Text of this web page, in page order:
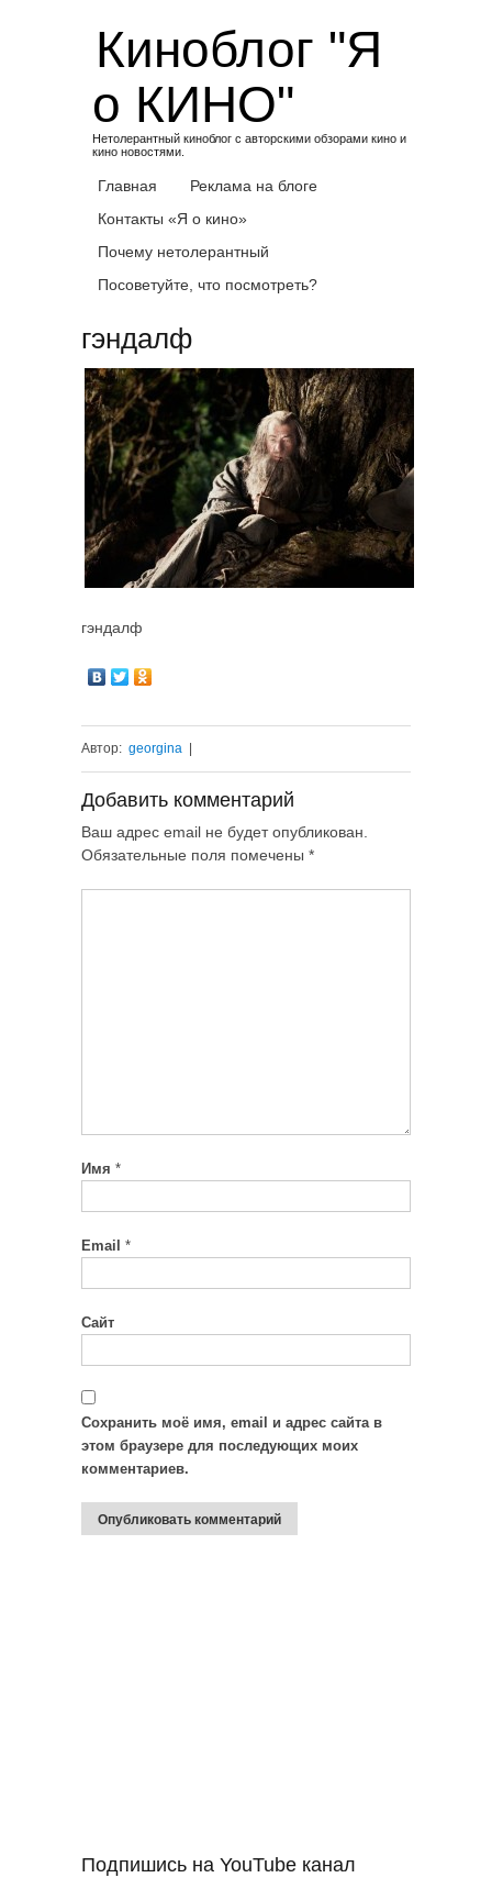
Киноблог "Я
о КИНО"
Нетолерантный киноблог с авторскими обзорами кино и
кино новостями.
Главная
Реклама на блоге
Контакты «Я о кино»
Почему нетолерантный
Посоветуйте, что посмотреть?
гэндалф
гэндалф
Автор: georgina
Добавить комментарий
Ваш адрес email не будет опубликован.
Обязательные поля помечены *
Имя *
Email *
Сайт
Сохранить моё имя, email и адрес сайта в
этом браузере для последующих моих
комментариев.
Подпишись на YouTube канал